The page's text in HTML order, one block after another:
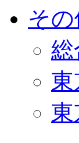
そ
総
東